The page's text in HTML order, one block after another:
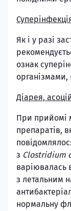
Як і у разі
ознак
Діарея,
При прийомі
препаратів,
з Clostridium
варіювалась
з летальним
нормальну